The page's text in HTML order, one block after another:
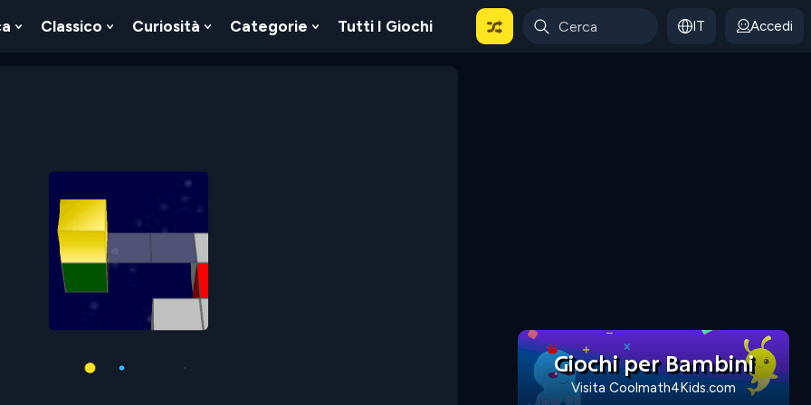
Show
Classico
Show
Curiosità
Show
Categorie
Show
Tutti I Giochi IT Accedi
Giochi per Bambini
Visita Coolmath4Kids.com